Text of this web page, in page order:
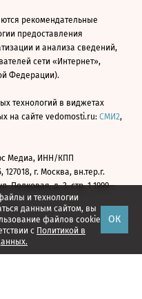
и технологии
данным сайтом, вы
файлов cookie
с Политикой в
ОК
рекомендательные
предоставления
и анализа сведений,
сети «Интернет»,
Федерации).
технологий в виджетах
на сайте vedomosti.ru: СМИ2,
Медиа, ИНН/КПП
127018, г. Москва, вн.тер.г.
Полковая, д. 3, стр. 1 1999—